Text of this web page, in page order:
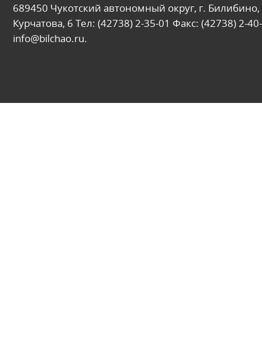
689450 Чукотский автономный округ, г. Билибино,
Курчатова, 6 Тел: (42738) 2-35-01 Факс: (42738) 2-
info@bilchao.ru.